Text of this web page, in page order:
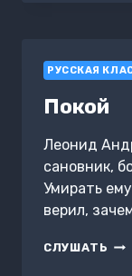
РУССКАЯ
Покой
Леонид
сановник,
Умирать
верил,
СЛУШАТЬ